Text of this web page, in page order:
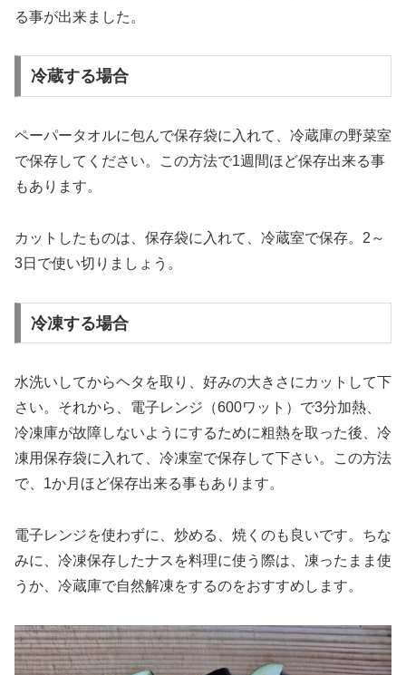
る事が出来ました。
冷蔵する場合
ペーパータオルに包んで保存袋に入れて、冷蔵庫の野菜室
で保存してください。この方法で1週間ほど保存出来る事
もあります。
カットしたものは、保存袋に入れて、冷蔵室で保存。2～
3日で使い切りましょう。
冷凍する場合
水洗いしてからヘタを取り、好みの大きさにカットして下
さい。それから、電子レンジ（600ワット）で3分加熱、
冷凍庫が故障しないようにするために粗熱を取った後、冷
凍用保存袋に入れて、冷凍室で保存して下さい。この方法
で、1か月ほど保存出来る事もあります。
電子レンジを使わずに、炒める、焼くのも良いです。ちな
みに、冷凍保存したナスを料理に使う際は、凍ったまま使
うか、冷蔵庫で自然解凍をするのをおすすめします。